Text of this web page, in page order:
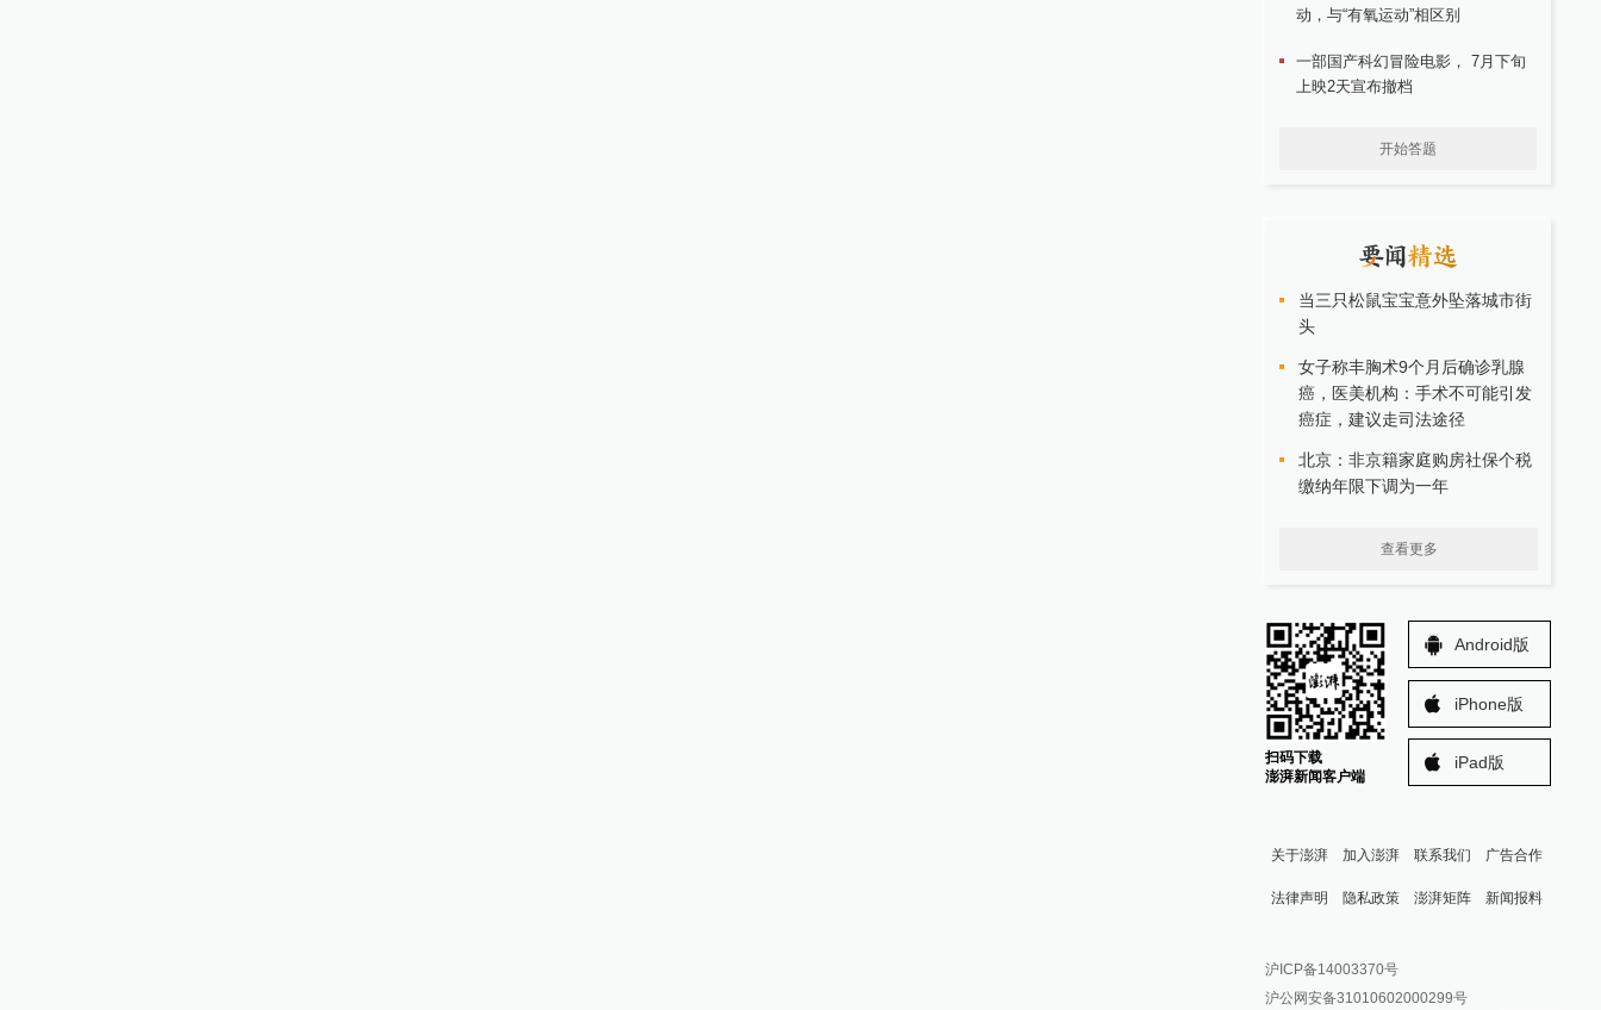
动，与“有氧运动”相区别
一部国产科幻冒险电影， 7月下旬
上映2天宣布撤档
开始答题
当三只松鼠宝宝意外坠落城市街
头
女子称丰胸术9个月后确诊乳腺
癌，医美机构：手术不可能引发
癌症，建议走司法途径
北京：非京籍家庭购房社保个税
缴纳年限下调为一年
查看更多
扫码下载
澎湃新闻客户端
Android版
iPhone版
iPad版
关于澎湃 加入澎湃 联系我们 广告合作
法律声明 隐私政策 澎湃矩阵
澎湃新闻公众号
新闻报料
报料邮箱: news@thepaper.cn
沪ICP备14003370号
沪公网安备31010602000299号